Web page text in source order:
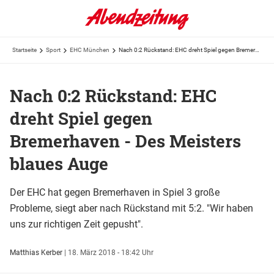
Startseite Sport EHC München Nach 0:2 Rückstand: EHC dreht Spiel gegen Bremerhaven - Des Meisters blaues Auge
Nach 0:2 Rückstand: EHC
dreht Spiel gegen
Bremerhaven - Des Meisters
blaues Auge
Der EHC hat gegen Bremerhaven in Spiel 3 große
Probleme, siegt aber nach Rückstand mit 5:2. "Wir haben
uns zur richtigen Zeit gepusht".
Matthias Kerber | 18. März 2018 - 18:42 Uhr